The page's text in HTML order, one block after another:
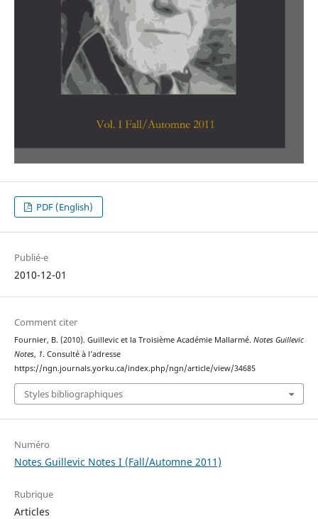
PDF (English)
Publié-e
2010-12-01
Comment citer
Fournier, B. (2010). Guillevic et la Troisième Académie Mallarmé. Notes Guillevic
Notes, 1. Consulté à l’adresse
https://ngn.journals.yorku.ca/index.php/ngn/article/view/34685
Styles bibliographiques
Numéro
Notes Guillevic Notes I (Fall/Automne 2011)
Rubrique
Articles